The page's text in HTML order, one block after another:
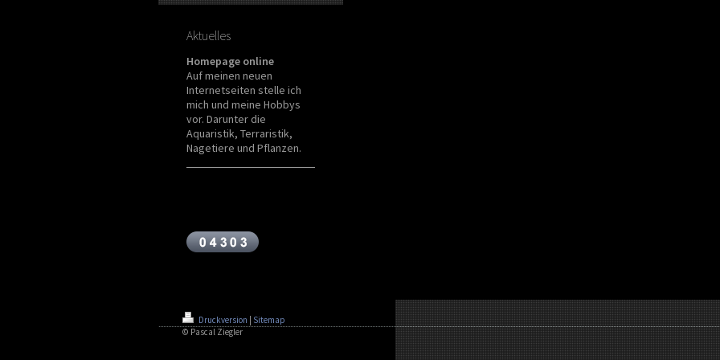
Aktuelles
Homepage online
Auf meinen neuen
Internetseiten stelle ich
mich und meine Hobbys
vor. Darunter die
Aquaristik, Terraristik,
Nagetiere und Pflanzen.
Druckversion | Sitemap
© Pascal Ziegler